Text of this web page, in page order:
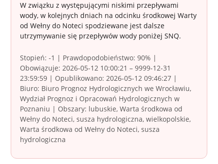
W związku z występującymi niskimi przepływami
wody, w kolejnych dniach na odcinku środkowej Warty
od Wełny do Noteci spodziewane jest dalsze
utrzymywanie się przepływów wody poniżej SNQ.
Stopień: -1 | Prawdopodobieństwo: 90% |
Obowiązuje: 2026-05-12 10:00:21 – 9999-12-31
23:59:59 | Opublikowano: 2026-05-12 09:46:27 |
Biuro: Biuro Prognoz Hydrologicznych we Wrocławiu,
Wydział Prognoz i Opracowań Hydrologicznych w
Poznaniu | Obszary: lubuskie, Warta środkowa od
Wełny do Noteci, susza hydrologiczna, wielkopolskie,
Warta środkowa od Wełny do Noteci, susza
hydrologiczna